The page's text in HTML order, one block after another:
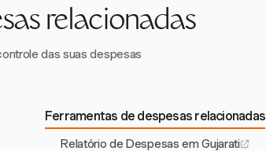
relacionadas
das suas despesas
Ferramentas de despesas relacionadas
Relatório de Despesas em Gujarati